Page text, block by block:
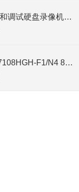
如何高效安装和调试硬盘录像机：专业教程
海康威视DS-7108HGH-F1/N4 8路单盘位同轴硬盘录像机